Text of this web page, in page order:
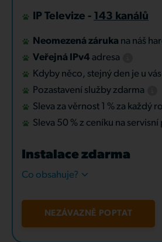
IP Televize - 143 kanálů
Neomezená záruka na náš
Veřejná IPv4 adresa
Kdyby něco, stejný den je u
Pozastavení služby zdarma
Sleva za věrnost 1 % za každý
Sleva 50 % z ceníku na servisní
Instalace zdarma
Co obsahuje?
NEZÁVAZNĚ POPTAT